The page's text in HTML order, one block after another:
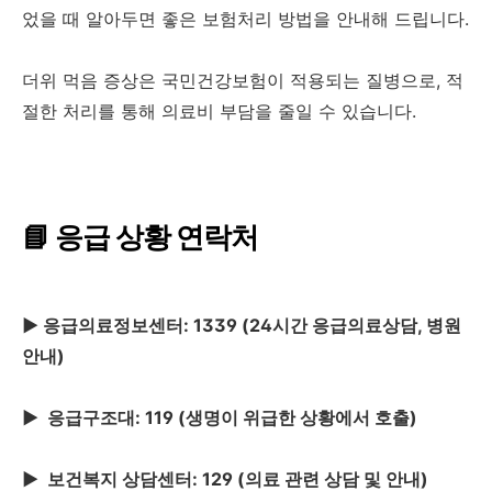
었을 때 알아두면 좋은 보험처리 방법을 안내해 드립니다.
더위 먹음 증상은 국민건강보험이 적용되는 질병으로, 적
절한 처리를 통해 의료비 부담을 줄일 수 있습니다.
📘 응급 상황 연락처
▶ 응급의료정보센터: 1339 (24시간 응급의료상담, 병원
안내)
▶ 응급구조대: 119 (생명이 위급한 상황에서 호출)
▶ 보건복지 상담센터: 129 (의료 관련 상담 및 안내)